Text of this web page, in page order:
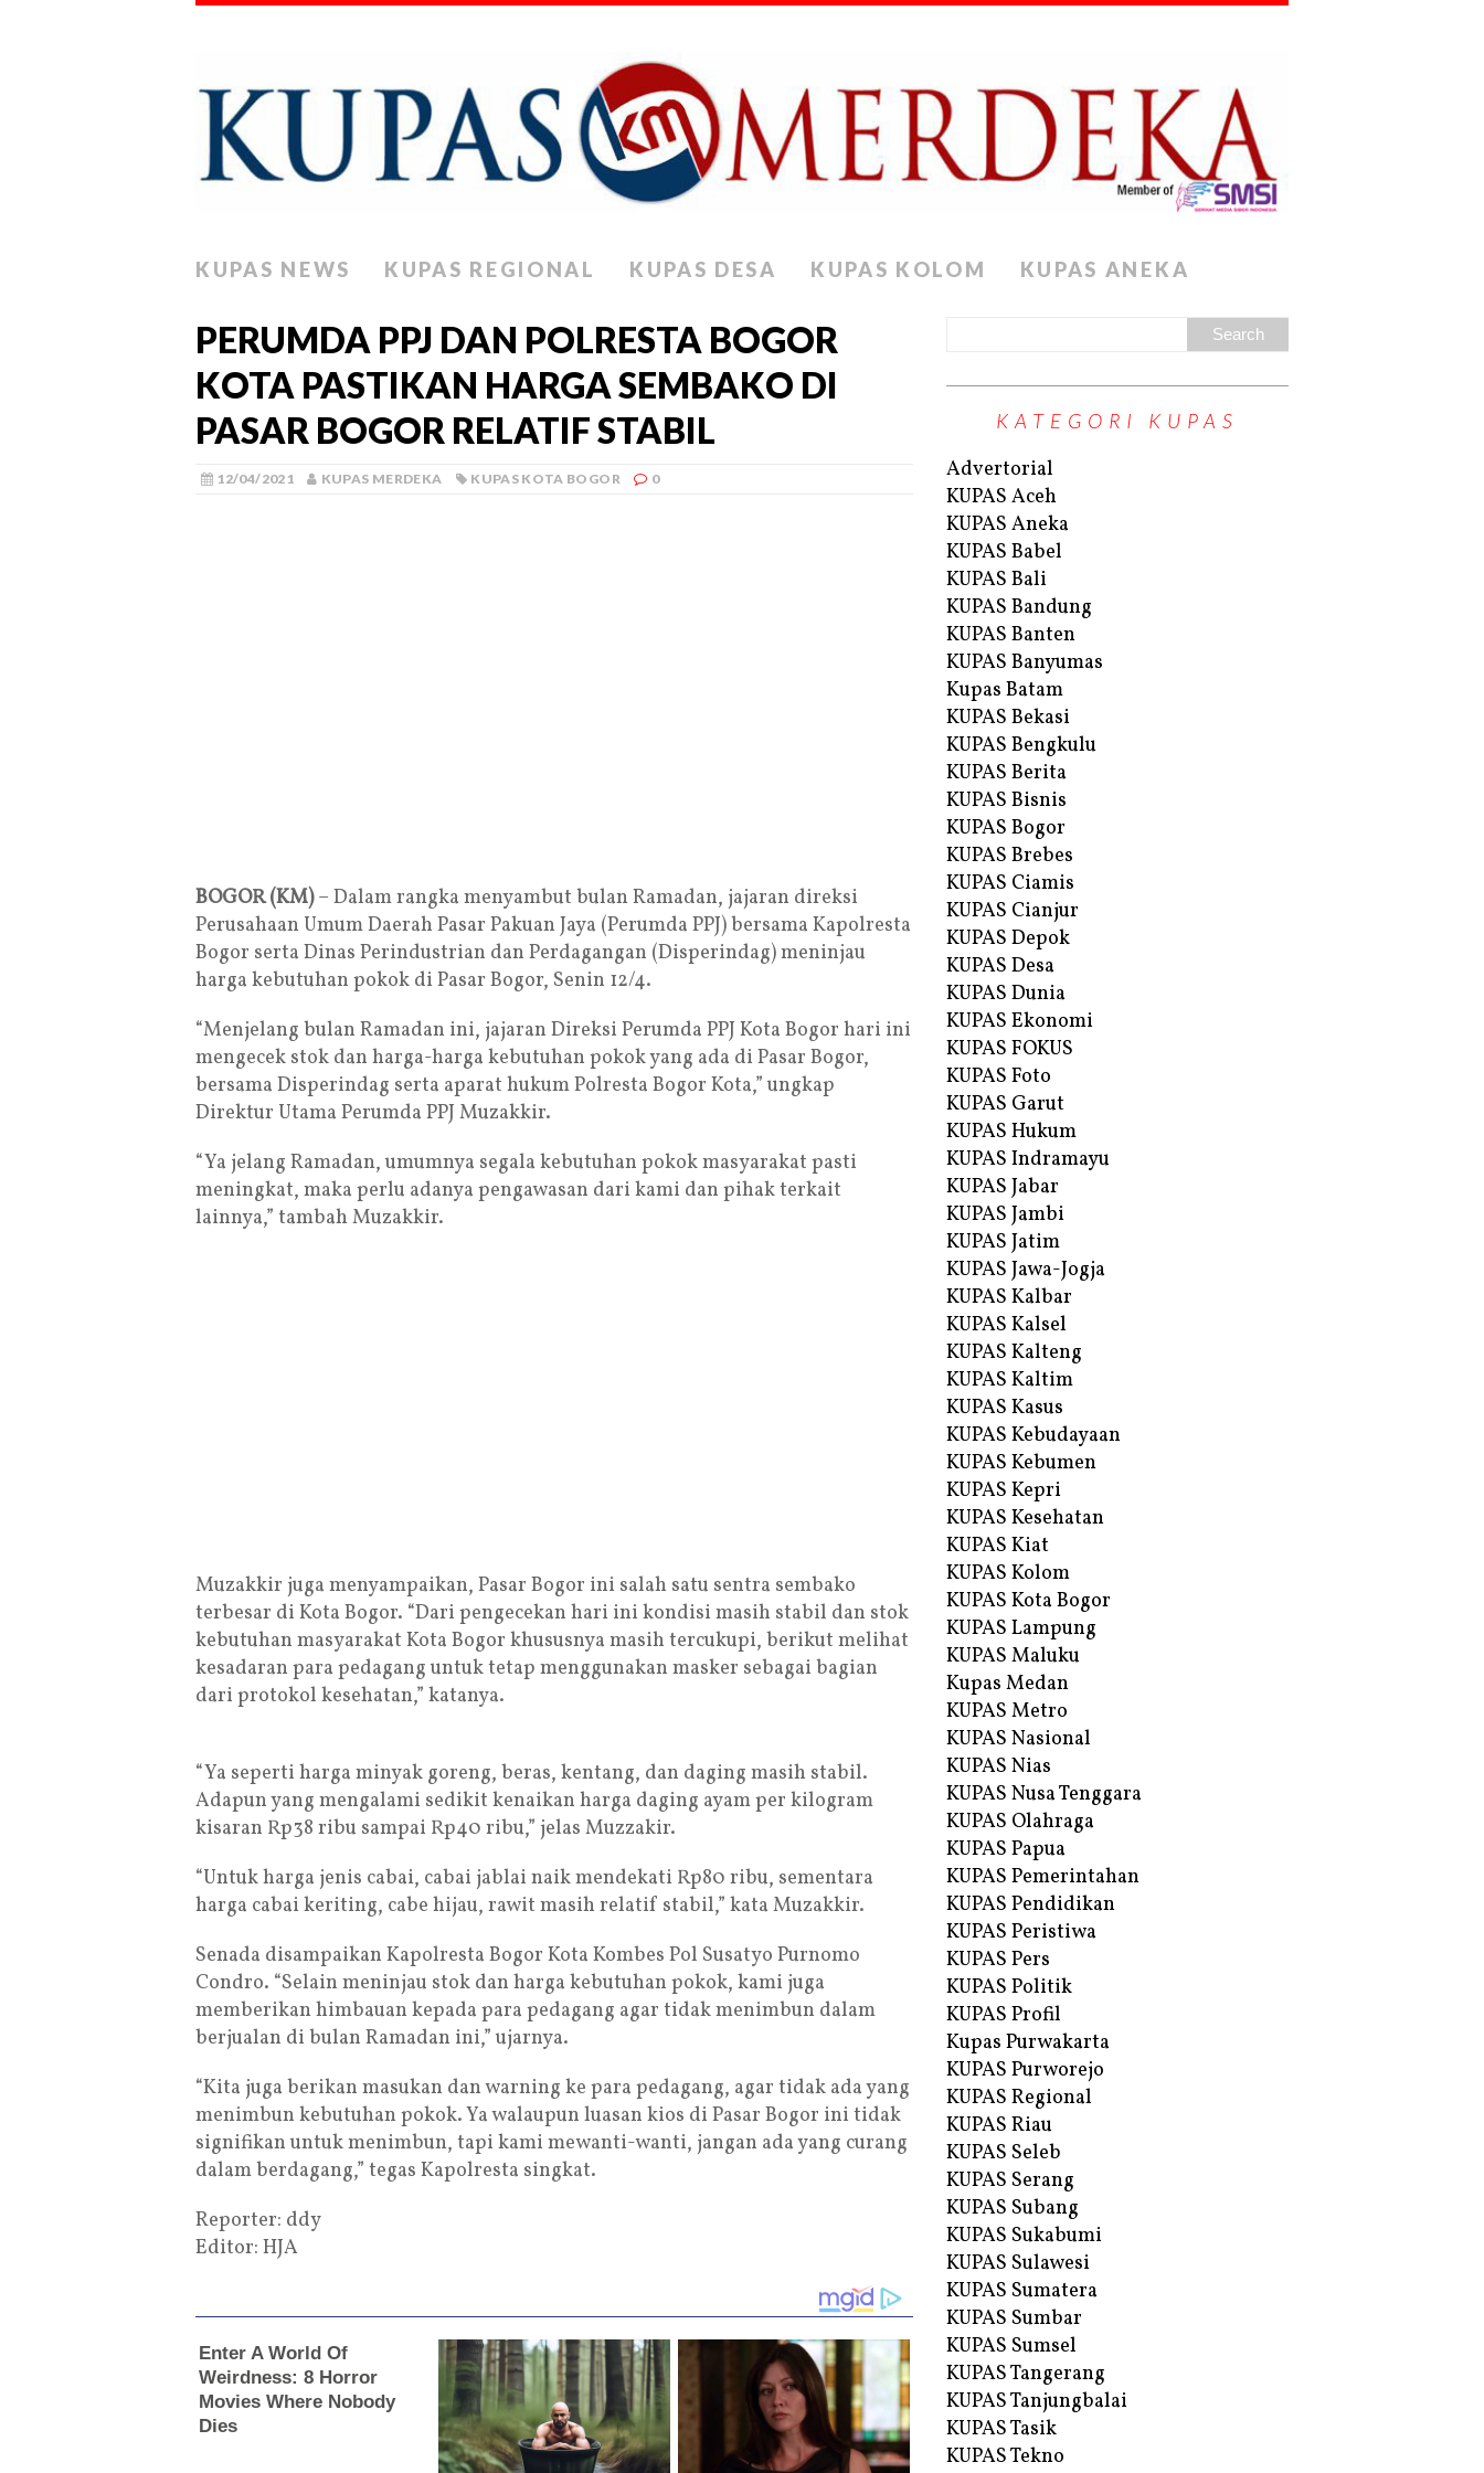
KUPAS NEWS KUPAS REGIONAL KUPAS DESA KUPAS KOLOM KUPAS ANEKA
PERUMDA PPJ DAN POLRESTA BOGOR
KOTA PASTIKAN HARGA SEMBAKO DI
PASAR BOGOR RELATIF STABIL
12/04/2021 KUPAS MERDEKA KUPAS KOTA BOGOR 0
BOGOR (KM)– Dalam rangka menyambut bulan Ramadan, jajaran direksi
Perusahaan Umum Daerah Pasar Pakuan Jaya (Perumda PPJ) bersama Kapolresta
Bogor serta Dinas Perindustrian dan Perdagangan (Disperindag) meninjau
harga kebutuhan pokok di Pasar Bogor, Senin 12/4.
“Menjelang bulan Ramadan ini, jajaran Direksi Perumda PPJ Kota Bogor hari ini
mengecek stok dan harga-harga kebutuhan pokok yang ada di Pasar Bogor,
bersama Disperindag serta aparat hukum Polresta Bogor Kota,” ungkap
Direktur Utama Perumda PPJ Muzakkir.
“Ya jelang Ramadan, umumnya segala kebutuhan pokok masyarakat pasti
meningkat, maka perlu adanya pengawasan dari kami dan pihak terkait
lainnya,” tambah Muzakkir.
Muzakkir juga menyampaikan, Pasar Bogor ini salah satu sentra sembako
terbesar di Kota Bogor. “Dari pengecekan hari ini kondisi masih stabil dan stok
kebutuhan masyarakat Kota Bogor khususnya masih tercukupi, berikut melihat
kesadaran para pedagang untuk tetap menggunakan masker sebagai bagian
dari protokol kesehatan,” katanya.
“Ya seperti harga minyak goreng, beras, kentang, dan daging masih stabil.
Adapun yang mengalami sedikit kenaikan harga daging ayam per kilogram
kisaran Rp38 ribu sampai Rp40 ribu,” jelas Muzzakir.
“Untuk harga jenis cabai, cabai jablai naik mendekati Rp80 ribu, sementara
harga cabai keriting, cabe hijau, rawit masih relatif stabil,” kata Muzakkir.
Senada disampaikan Kapolresta Bogor Kota Kombes Pol Susatyo Purnomo
Condro. “Selain meninjau stok dan harga kebutuhan pokok, kami juga
memberikan himbauan kepada para pedagang agar tidak menimbun dalam
berjualan di bulan Ramadan ini,” ujarnya.
“Kita juga berikan masukan dan warning ke para pedagang, agar tidak ada yang
menimbun kebutuhan pokok. Ya walaupun luasan kios di Pasar Bogor ini tidak
signifikan untuk menimbun, tapi kami mewanti-wanti, jangan ada yang curang
dalam berdagang,” tegas Kapolresta singkat.
Reporter: ddy
Editor: HJA
KATEGORI KUPAS
Advertorial
KUPAS Aceh
KUPAS Aneka
KUPAS Babel
KUPAS Bali
KUPAS Bandung
KUPAS Banten
KUPAS Banyumas
Kupas Batam
KUPAS Bekasi
KUPAS Bengkulu
KUPAS Berita
KUPAS Bisnis
KUPAS Bogor
KUPAS Brebes
KUPAS Ciamis
KUPAS Cianjur
KUPAS Depok
KUPAS Desa
KUPAS Dunia
KUPAS Ekonomi
KUPAS FOKUS
KUPAS Foto
KUPAS Garut
KUPAS Hukum
KUPAS Indramayu
KUPAS Jabar
KUPAS Jambi
KUPAS Jatim
KUPAS Jawa-Jogja
KUPAS Kalbar
KUPAS Kalsel
KUPAS Kalteng
KUPAS Kaltim
KUPAS Kasus
KUPAS Kebudayaan
KUPAS Kebumen
KUPAS Kepri
KUPAS Kesehatan
KUPAS Kiat
KUPAS Kolom
KUPAS Kota Bogor
KUPAS Lampung
KUPAS Maluku
Kupas Medan
KUPAS Metro
KUPAS Nasional
KUPAS Nias
KUPAS Nusa Tenggara
KUPAS Olahraga
KUPAS Papua
KUPAS Pemerintahan
KUPAS Pendidikan
KUPAS Peristiwa
KUPAS Pers
KUPAS Politik
KUPAS Profil
Kupas Purwakarta
KUPAS Purworejo
KUPAS Regional
KUPAS Riau
KUPAS Seleb
KUPAS Serang
KUPAS Subang
KUPAS Sukabumi
KUPAS Sulawesi
KUPAS Sumatera
KUPAS Sumbar
KUPAS Sumsel
KUPAS Tangerang
KUPAS Tanjungbalai
KUPAS Tasik
KUPAS Tekno